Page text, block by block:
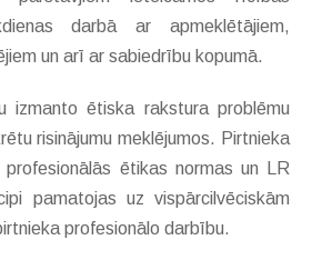
darbā ar apmeklētājiem,
un arī ar sabiedrību kopumā.
ētiska rakstura problēmu
risinājumu meklējumos. Pirtnieka
ētikas normas un LR
pamatojas uz vispārcilvēciskām
profesionālo darbību.